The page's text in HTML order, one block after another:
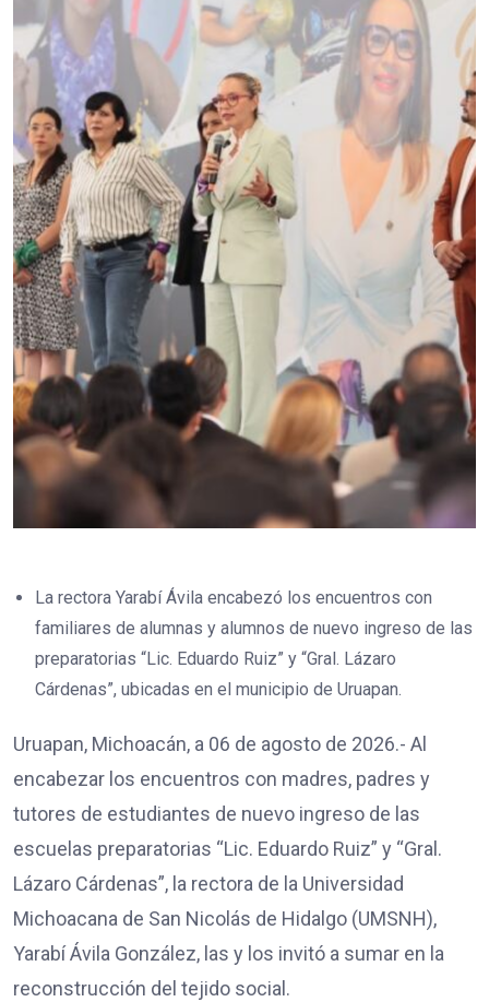
La rectora Yarabí Ávila encabezó los encuentros con
familiares de alumnas y alumnos de nuevo ingreso de las
preparatorias “Lic. Eduardo Ruiz” y “Gral. Lázaro
Cárdenas”, ubicadas en el municipio de Uruapan.
Uruapan, Michoacán, a 06 de agosto de 2026.- Al
encabezar los encuentros con madres, padres y
tutores de estudiantes de nuevo ingreso de las
escuelas preparatorias “Lic. Eduardo Ruiz” y “Gral.
Lázaro Cárdenas”, la rectora de la Universidad
Michoacana de San Nicolás de Hidalgo (UMSNH),
Yarabí Ávila González, las y los invitó a sumar en la
reconstrucción del tejido social.